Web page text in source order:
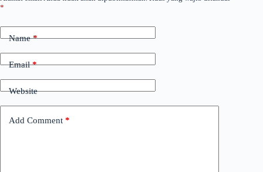
*
Name*
Email*
Website
Add Comment *